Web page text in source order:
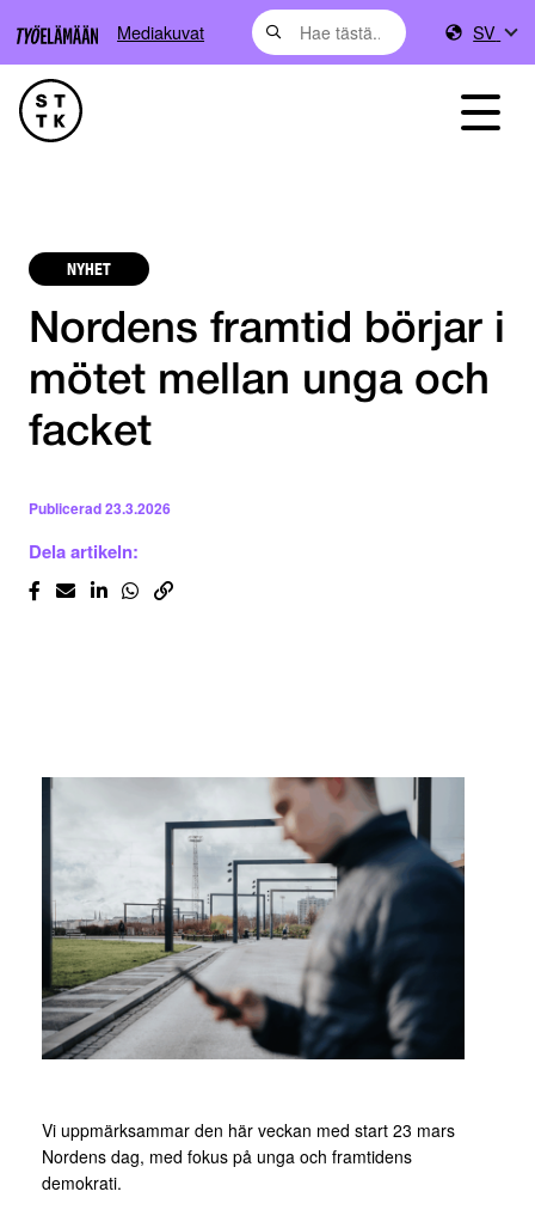
Mediakuvat SV
NYHET
Nordens framtid börjar i
mötet mellan unga och
facket
Publicerad23.3.2026
Dela artikeln:
Vi uppmärksammar den här veckan med start 23 mars
Nordens dag, med fokus på unga och framtidens
demokrati.